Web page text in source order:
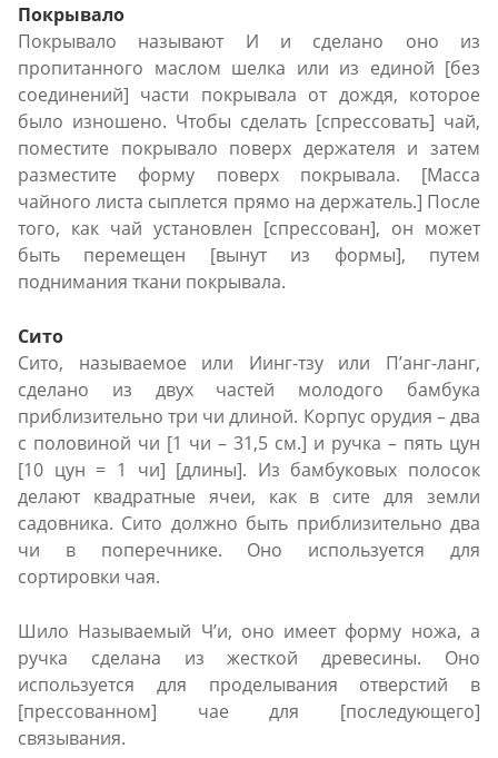
Покрывало
Покрывало называют И и сделано оно из
пропитанного маслом шелка или из единой [без
соединений] части покрывала от дождя, которое
было изношено. Чтобы сделать [спрессовать] чай,
поместите покрывало поверх держателя и затем
разместите форму поверх покрывала. [Масса
чайного листа сыплется прямо на держатель.] После
того, как чай установлен [спрессован], он может
быть перемещен [вынут из формы], путем
поднимания ткани покрывала.
Сито
Сито, называемое или Иинг-тзу или П’анг-ланг,
сделано из двух частей молодого бамбука
приблизительно три чи длиной. Корпус орудия – два
с половиной чи [1 чи – 31,5 см.] и ручка – пять цун
[10 цун = 1 чи] [длины]. Из бамбуковых полосок
делают квадратные ячеи, как в сите для земли
садовника. Сито должно быть приблизительно два
чи в поперечнике. Оно используется для
сортировки чая.
Шило Называемый Ч’и, оно имеет форму ножа, а
ручка сделана из жесткой древесины. Оно
используется для проделывания отверстий в
[прессованном] чае для [последующего]
связывания.